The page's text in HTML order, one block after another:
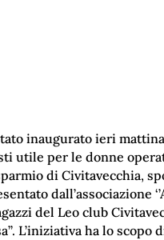
inaugurato ieri
utile per le donne
di Civitavecchia,
dall’associazione
del Leo club
L’iniziativa ha lo